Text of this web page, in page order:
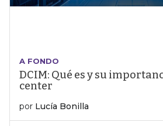
A FONDO
DCIM: Qué es y su
center
por Lucía Bonilla